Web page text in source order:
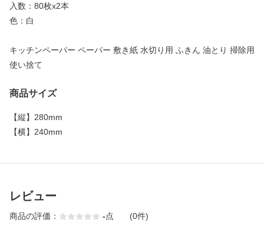
入数：80枚x2本
色：白
キッチンペーパー ペーパー 敷き紙 水切り用 ふきん 油とり 掃除用
使い捨て
商品サイズ
【縦】 280mm
【横】 240mm
レビュー
商品の評価： -点 (0件)